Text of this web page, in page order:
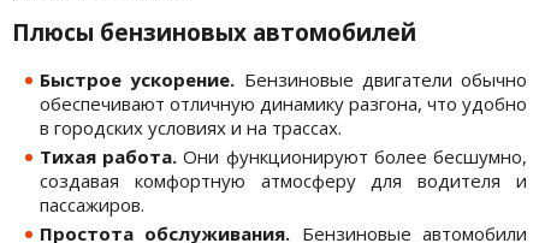
Плюсы бензиновых автомобилей
Быстрое ускорение. Бензиновые двигатели обычно
обеспечивают отличную динамику разгона, что удобно
в городских условиях и на трассах.
Тихая работа. Они функционируют более бесшумно,
создавая комфортную атмосферу для водителя и
пассажиров.
Простота обслуживания. Бензиновые автомобили